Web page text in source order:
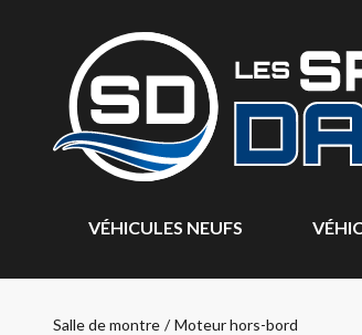
VÉHICULES NEUFS
Salle de montre / Moteur hors-bord